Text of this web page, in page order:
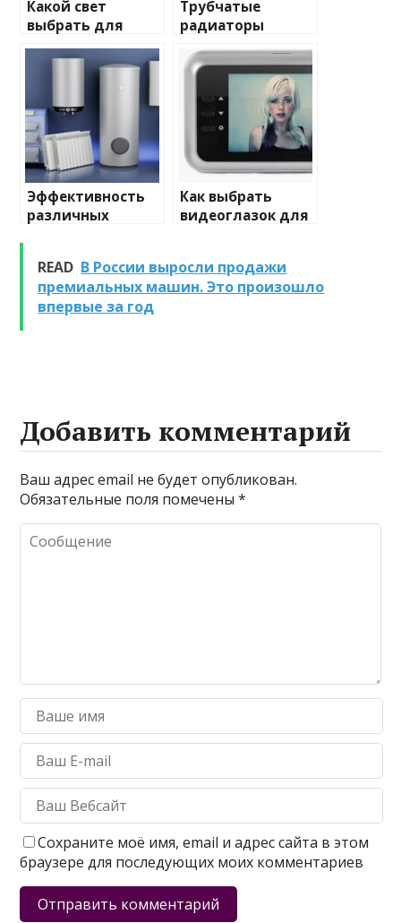
Какой свет
выбрать для
домашнего
освещения
Трубчатые
радиаторы
отопления: виды
и характеристики
Эффективность
различных
очистке и
промывке котлов
Как выбрать
видеоглазок для
READ В России выросли продажи
премиальных машин. Это произошло
впервые за год
Добавить комментарий
Ваш адрес email не будет опубликован.
Обязательные поля помечены*
Сохраните моё имя, email и адрес сайта в этом
браузере для последующих моих комментариев